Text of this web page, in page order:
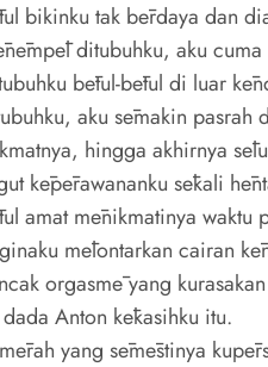
bikinku tak bērdaya dan
ditubuhku, aku
bētul-bētul di luar
aku sēmakin pasrah
hingga akhirnya
kēpērawananku sēkali
amat mēnikmatinya
mēlontarkan cairan
orgasmē yang
Anton kēkasihku itu.
yang sēmēstinya